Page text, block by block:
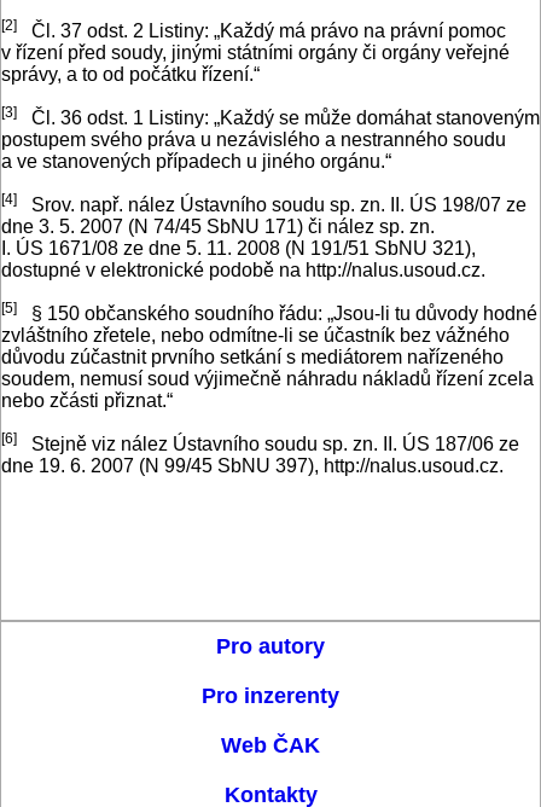
[2]
Čl. 37 odst. 2 Listiny: „Každý má právo na právní pomoc
v řízení před soudy, jinými státními orgány či orgány veřejné
správy, a to od počátku řízení.“
[3]
Čl. 36 odst. 1 Listiny: „Každý se může domáhat stanoveným
postupem svého práva u nezávislého a nestranného soudu
a ve stanovených případech u jiného orgánu.“
[4]
Srov. např. nález Ústavního soudu sp. zn. II. ÚS 198/07 ze
dne 3. 5. 2007 (N 74/45 SbNU 171) či nález sp. zn.
I. ÚS 1671/08 ze dne 5. 11. 2008 (N 191/51 SbNU 321),
dostupné v elektronické podobě na http://nalus.usoud.cz.
[5]
§ 150 občanského soudního řádu: „Jsou-li tu důvody hodné
zvláštního zřetele, nebo odmítne-li se účastník bez vážného
důvodu zúčastnit prvního setkání s mediátorem nařízeného
soudem, nemusí soud výjimečně náhradu nákladů řízení zcela
nebo zčásti přiznat.“
[6]
Stejně viz nález Ústavního soudu sp. zn. II. ÚS 187/06 ze
dne 19. 6. 2007 (N 99/45 SbNU 397), http://nalus.usoud.cz.
Pro autory
Pro inzerenty
Web ČAK
Kontakty